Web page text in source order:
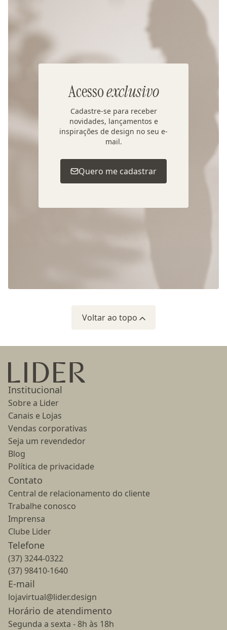
Acessoexclusivo
Cadastre-se para receber
novidades, lançamentos e
inspirações de design no seu e-
mail.
Quero me cadastrar
Voltar ao topo
Ir para a página inicial
Institucional
Sobre a Lider
Canais e Lojas
Vendas corporativas
Seja um revendedor
Blog
Política de privacidade
Contato
Central de relacionamento do cliente
Trabalhe conosco
Imprensa
Clube Lider
Telefone
(37) 3244-0322
(37) 98410-1640
E-mail
lojavirtual@lider.design
Horário de atendimento
Segunda a sexta - 8h às 18h